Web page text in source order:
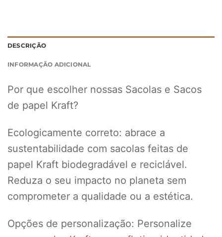
DESCRIÇÃO
INFORMAÇÃO ADICIONAL
Por que escolher nossas Sacolas e Sacos
de papel Kraft?
Ecologicamente correto: abrace a
sustentabilidade com sacolas feitas de
papel Kraft biodegradável e reciclável.
Reduza o seu impacto no planeta sem
comprometer a qualidade ou a estética.
Opções de personalização: Personalize